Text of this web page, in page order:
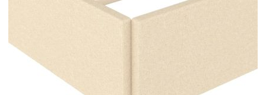
Размери на подходящ матрак: 100 x 200 см
1 х Рамка за легло с табла за крака
1 x Табла